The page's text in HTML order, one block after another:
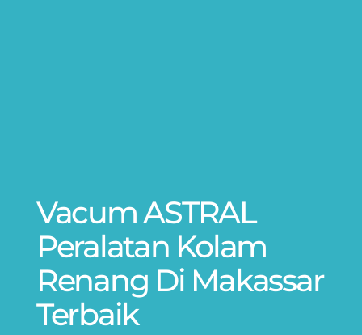
Vacum ASTRAL
Peralatan Kolam
Renang Di Makassar
Terbaik